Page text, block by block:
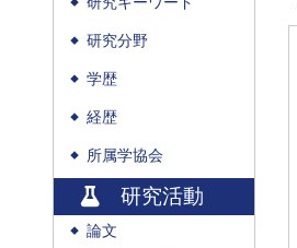
◆
◆ 研究分野
◆ 学歴
◆ 経歴
◆ 所属学協会
研究活動
◆ 論文